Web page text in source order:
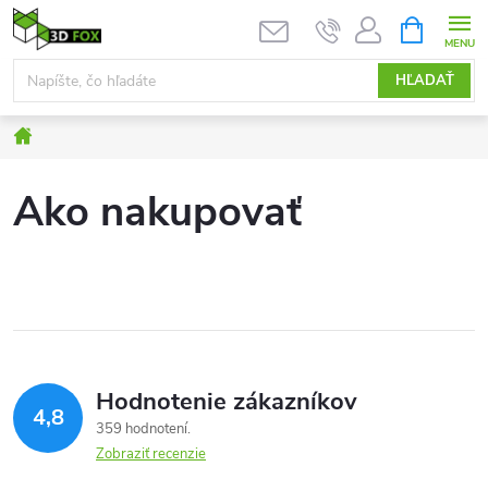
Prejsť
na
obsah
HĽADAŤ
KOŠÍK
Ako nakupovať
4,8 Hodnotenie zákazníkov
359 hodnotení
Zobraziť recenzie